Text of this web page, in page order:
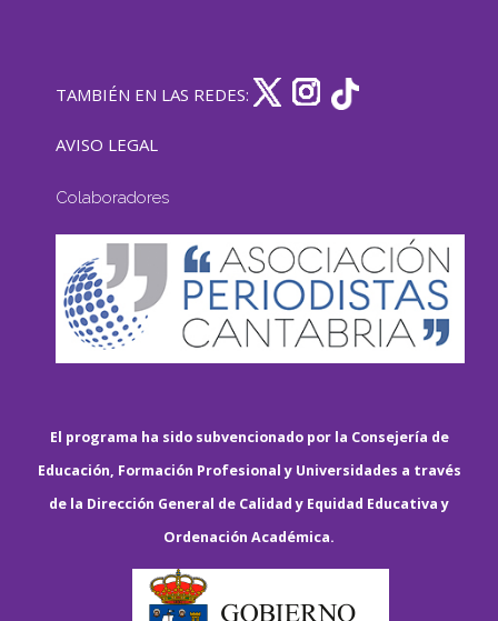
TAMBIÉN EN LAS REDES:
AVISO LEGAL
Colaboradores
El programa ha sido subvencionado por la Consejería de
Educación, Formación Profesional y Universidades a través
de la Dirección General de Calidad y Equidad Educativa y
Ordenación Académica.